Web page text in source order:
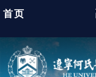
首页